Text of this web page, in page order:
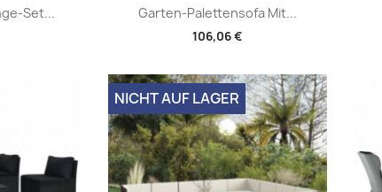
Set... Garten-Palettensofa Mit...
106,06 €
NICHT AUF LAGER